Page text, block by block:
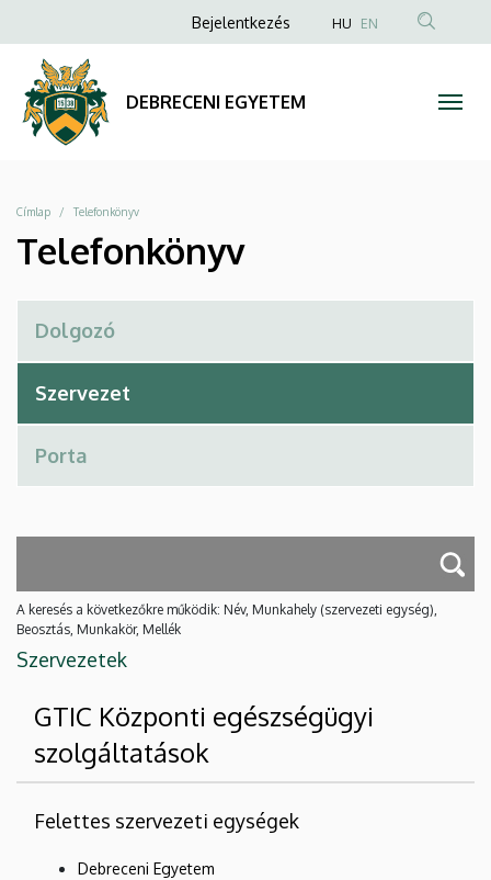
Telefonkönyv
DEBRECENI
EGYETEM
a
tartalomra
Anonim
menüje
Bejelentkezés HU EN
DEBRECENI EGYETEM
Morzsa
Címlap Telefonkönyv
Telefonkönyv
A keresés a következőkre működik: Név, Munkahely (szervezeti egység),
Beosztás, Munkakör, Mellék
Szervezetek
GTIC Központi egészségügyi
szolgáltatások
Felettes szervezeti egységek
Debreceni Egyetem